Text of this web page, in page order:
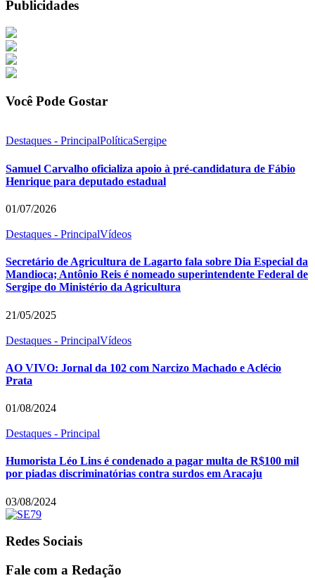
Publicidades
Você Pode Gostar
Destaques - PrincipalPolíticaSergipe
Samuel Carvalho oficializa apoio à pré-candidatura de Fábio
Henrique para deputado estadual
01/07/2026
Destaques - PrincipalVídeos
Secretário de Agricultura de Lagarto fala sobre Dia Especial da
Mandioca; Antônio Reis é nomeado superintendente Federal de
Sergipe do Ministério da Agricultura
21/05/2025
Destaques - PrincipalVídeos
AO VIVO: Jornal da 102 com Narcizo Machado e Aclécio
Prata
01/08/2024
Destaques - Principal
Humorista Léo Lins é condenado a pagar multa de R$100 mil
por piadas discriminatórias contra surdos em Aracaju
03/08/2024
Redes Sociais
Fale com a Redação